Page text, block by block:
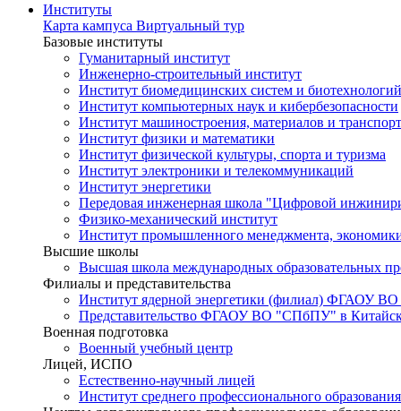
Институты
Карта кампуса Виртуальный тур
Базовые институты
Гуманитарный институт
Инженерно-строительный институт
Институт биомедицинских систем и биотехнологий
Институт компьютерных наук и кибербезопасности
Институт машиностроения, материалов и
Институт физики и математики
Институт физической культуры, спорта и туризма
Институт электроники и телекоммуникаций
Институт энергетики
Передовая инженерная школа "Цифровой
Физико-механический институт
Институт промышленного менеджмента,
Высшие школы
Высшая школа международных образовательных
Филиалы и представительства
Институт ядерной энергетики (филиал) ФГАОУ
Представительство ФГАОУ ВО "СПбПУ" в
Военная подготовка
Военный учебный центр
Лицей, ИСПО
Естественно-научный лицей
Институт среднего профессионального образования